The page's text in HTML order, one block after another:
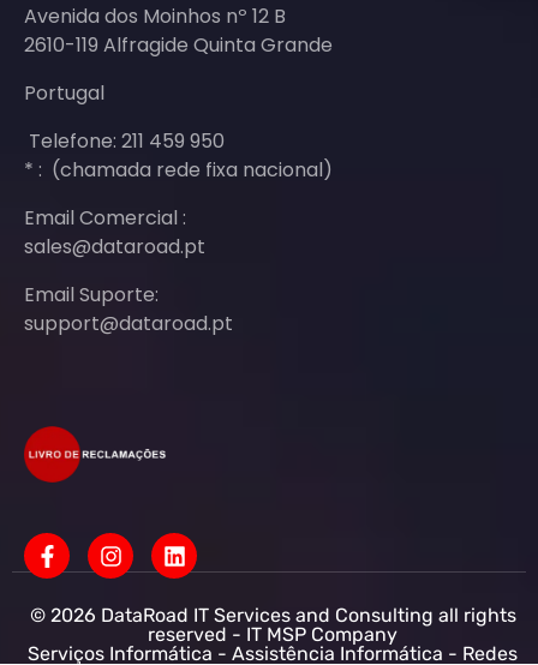
Avenida dos Moinhos nº 12 B
2610-119 Alfragide Quinta Grande
Portugal
Telefone: 211 459 950
* : (chamada rede fixa nacional)
Email Comercial :
sales@dataroad.pt
Email Suporte:
support@dataroad.pt
© 2026 DataRoad IT Services and Consulting all rights
reserved - IT MSP Company
Serviços Informática - Assistência Informática - Redes